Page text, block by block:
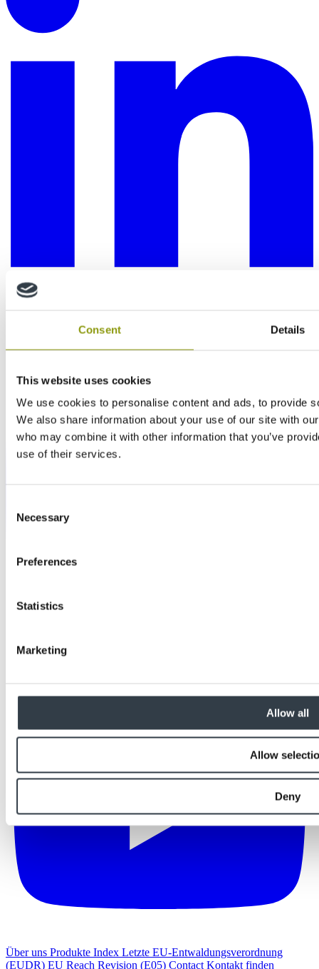
Consent Details
This website uses cookies
We use cookies to personalise content and ads, to provide
We also share information about your use of our site with
who may combine it with other information that you’ve
use of their services.
Selection
Necessary
Preferences
Statistics
Marketing
Allow all
Allow
Deny
Über uns Produkte Index Letzte EU-Entwaldungsverordnung
(EUDR) EU Reach Revision (E05) Contact Kontakt finden